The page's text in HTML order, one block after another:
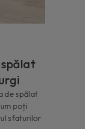
de spălat
poți
sfaturilor